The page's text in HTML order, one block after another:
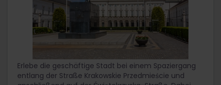
Erlebe die geschäftige Stadt bei einem Spaziergang
entlang der Straße Krakowskie Przedmieście und